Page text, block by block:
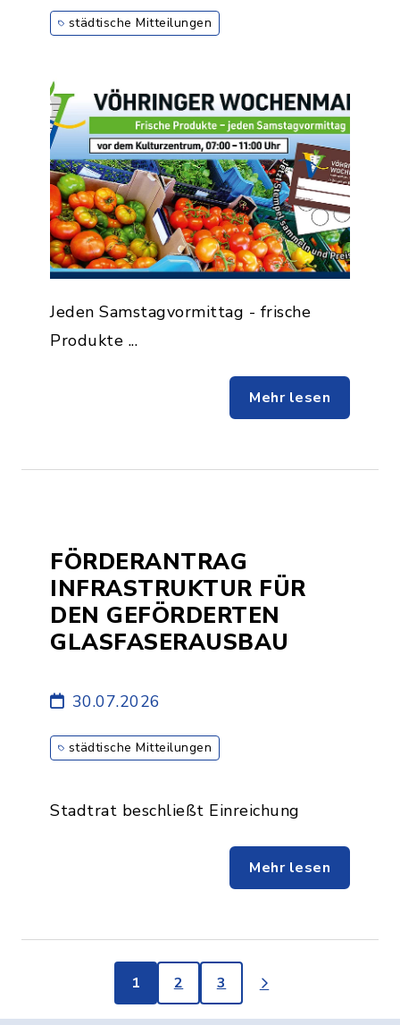
städtische Mitteilungen
Jeden Samstagvormittag - frische
Produkte ...
Mehr lesen
FÖRDERANTRAG
INFRASTRUKTUR FÜR
DEN GEFÖRDERTEN
GLASFASERAUSBAU
30.07.2026
städtische Mitteilungen
Stadtrat beschließt Einreichung
Mehr lesen
1 2 3